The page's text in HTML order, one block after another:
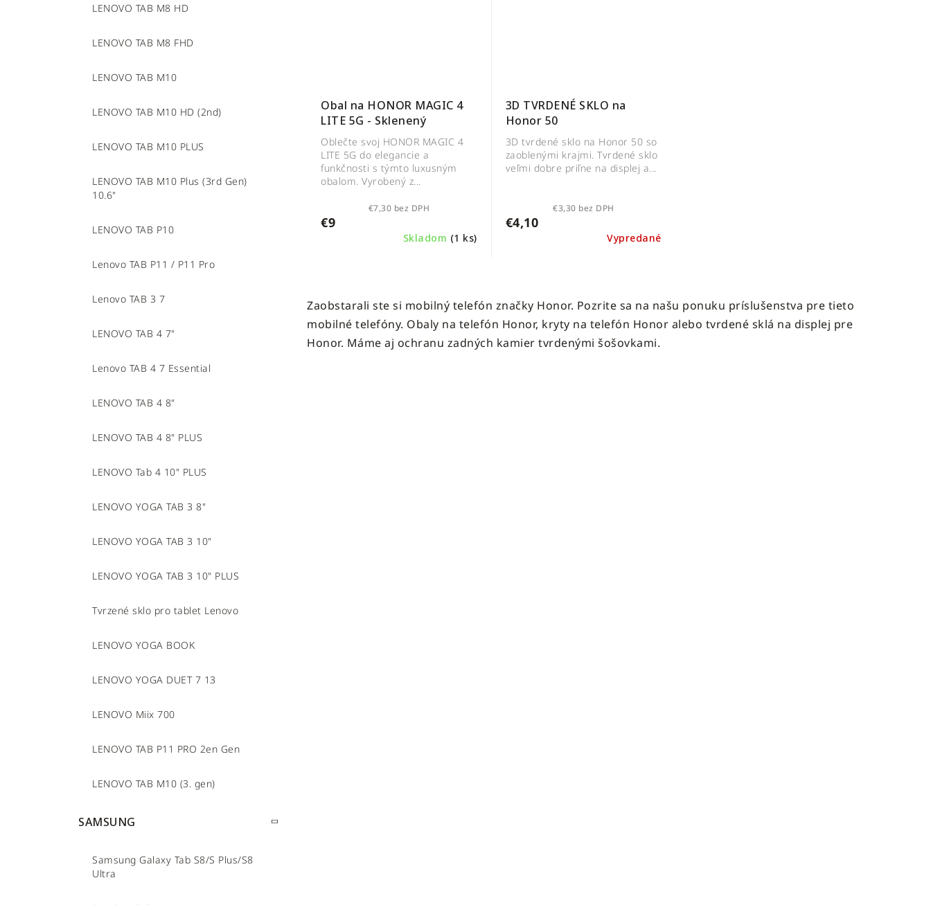
LENOVO TAB M8 HD
LENOVO TAB M8 FHD
LENOVO TAB M10
LENOVO TAB M10 HD (2nd)
LENOVO TAB M10 PLUS
LENOVO TAB M10 Plus (3rd Gen)
10.6"
LENOVO TAB P10
Lenovo TAB P11 / P11 Pro
Lenovo TAB 3 7
LENOVO TAB 4 7"
Lenovo TAB 4 7 Essential
LENOVO TAB 4 8"
LENOVO TAB 4 8" PLUS
LENOVO Tab 4 10" PLUS
LENOVO YOGA TAB 3 8"
LENOVO YOGA TAB 3 10"
LENOVO YOGA TAB 3 10" PLUS
Tvrzené sklo pro tablet Lenovo
LENOVO YOGA BOOK
LENOVO YOGA DUET 7 13
LENOVO Miix 700
LENOVO TAB P11 PRO 2en Gen
LENOVO TAB M10 (3. gen)
SAMSUNG
Samsung Galaxy Tab S8/S Plus/S8
Ultra
Obal na HONOR MAGIC 4
LITE 5G - Sklenený
Skladom (1 ks)
€7,30 bez DPH
€9
Oblečte svoj HONOR MAGIC 4
LITE 5G do elegancie a
funkčnosti s týmto luxusným
obalom. Vyrobený z...
3D TVRDENÉ SKLO na
Honor 50
Vypredané
€3,30 bez DPH
€4,10
3D tvrdené sklo na Honor 50 so
zaoblenými krajmi. Tvrdené sklo
veľmi dobre priľne na displej a...
l
á
d
Zaobstarali ste si mobilný telefón značky Honor. Pozrite sa na našu ponuku príslušenstva pre tieto
mobilné telefóny. Obaly na telefón Honor, kryty na telefón Honor alebo tvrdené sklá na displej pre
Honor. Máme aj ochranu zadných kamier tvrdenými šošovkami.